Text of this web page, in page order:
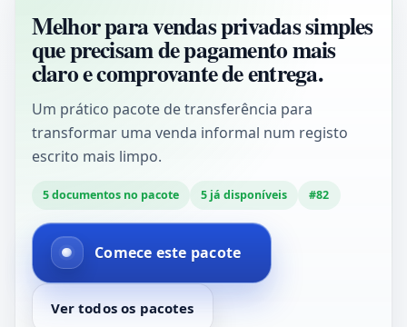
Melhor para vendas privadas simples
que precisam de pagamento mais
claro e comprovante de entrega.
Um prático pacote de transferência para
transformar uma venda informal num registo
escrito mais limpo.
5documentos no pacote 5 já disponíveis #82
Comece este pacote
Ver todos os pacotes